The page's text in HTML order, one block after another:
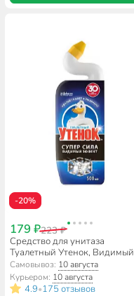
-20%
179 ₽223 ₽
Средство для унитаза
Туалетный Утенок, Видимый
Эффект, гель, 500 мл
Самовывоз: 10 августа
Курьером: 10 августа
4.9•175 отзывов